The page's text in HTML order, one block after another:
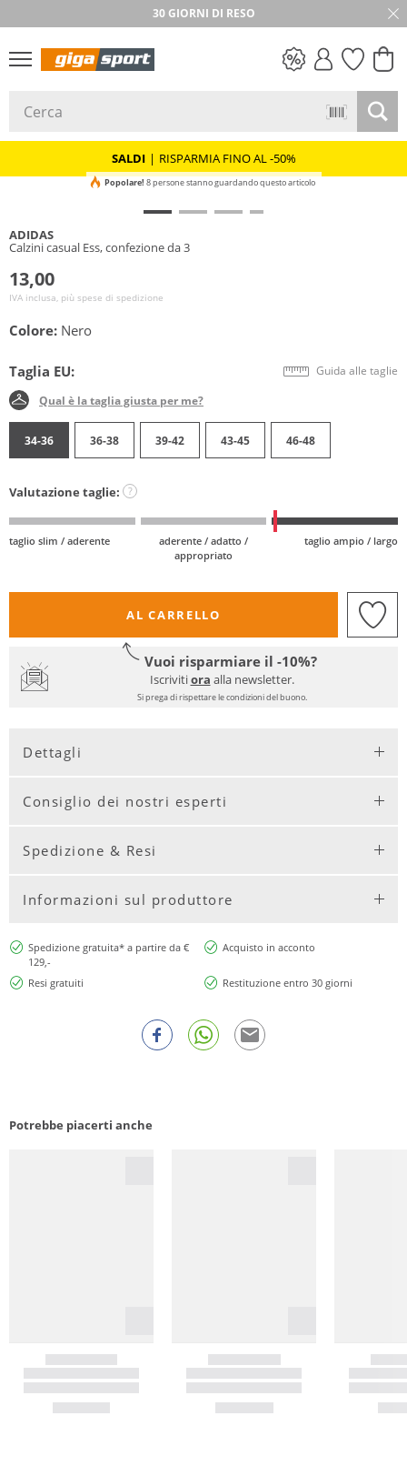
30 GIORNI DI RESO
SALDI | RISPARMIA FINO AL -50%
Popolare! 8 persone stanno guardando questo articolo
ADIDAS
Calzini casual Ess, confezione da 3
13,00
IVA inclusa, più spese di spedizione
Colore: Nero
Taglia EU: Guida alle taglie
Qual è la taglia giusta per me?
34-36 36-38 39-42 43-45 46-48
Valutazione taglie: ?
taglio slim / aderente
aderente / adatto /
appropriato
taglio ampio / largo
AL CARRELLO
Vuoi risparmiare il -10%?
Iscrivitiora alla newsletter.
Si prega di rispettare le condizioni del buono.
Dettagli
Consiglio dei nostri esperti
Spedizione & Resi
Informazioni sul produttore
Spedizione gratuita* a partire da €
129,-
Acquisto in acconto
Resi gratuiti Restituzione entro 30 giorni
Potrebbe piacerti anche